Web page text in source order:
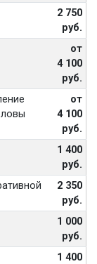
2 750
руб.
от
4 100
руб.
от
4 100
руб.
1 400
руб.
2 350
руб.
1 000
руб.
1 400